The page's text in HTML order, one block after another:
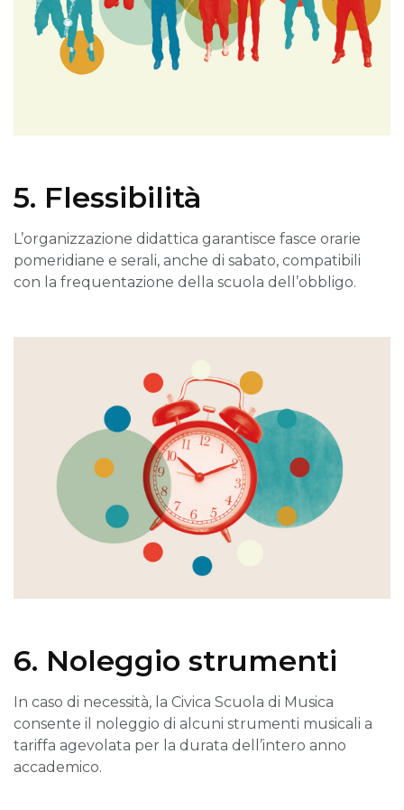
5. Flessibilità
L’organizzazione didattica garantisce fasce orarie
pomeridiane e serali, anche di sabato, compatibili
con la frequentazione della scuola dell’obbligo.
6. Noleggio strumenti
In caso di necessità, la Civica Scuola di Musica
consente il noleggio di alcuni strumenti musicali a
tariffa agevolata per la durata dell’intero anno
accademico.